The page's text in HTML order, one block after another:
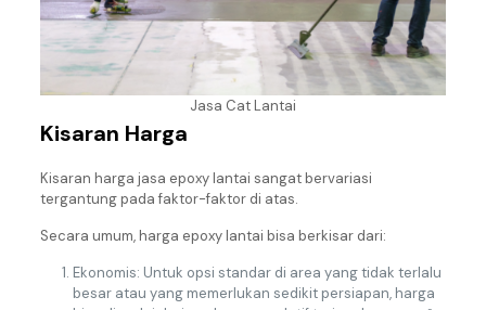
Jasa Cat Lantai
Kisaran Harga
Kisaran harga jasa epoxy lantai sangat bervariasi
tergantung pada faktor-faktor di atas.
Secara umum, harga epoxy lantai bisa berkisar dari:
Ekonomis: Untuk opsi standar di area yang tidak terlalu
besar atau yang memerlukan sedikit persiapan, harga